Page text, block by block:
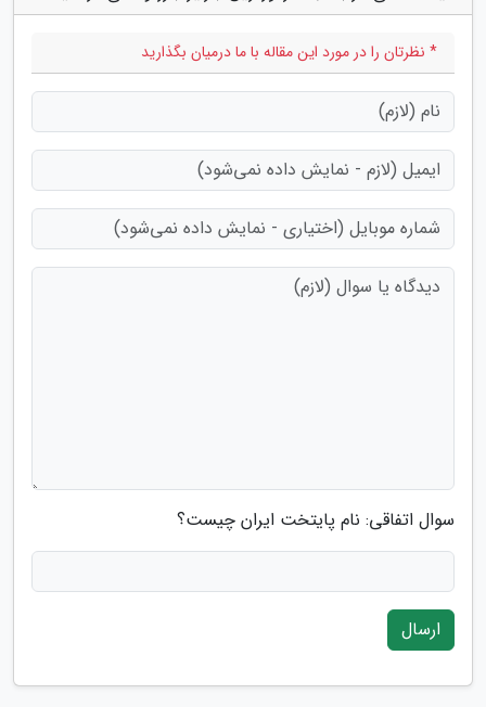
* نظرتان را در مورد این مقاله با ما درمیان بگذارید
سوال اتفاقی: نام پایتخت ایران چیست؟
ارسال